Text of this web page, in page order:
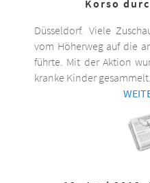
Korso
Düsseldorf. Viele
vom Höherweg auf die
führte. Mit der Aktion
kranke Kinder gesammelt.